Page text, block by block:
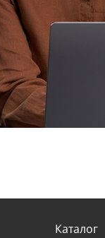
Каталог